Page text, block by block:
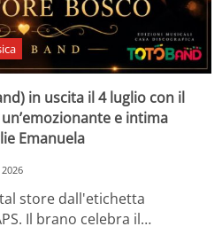
in uscita il 4 luglio con il
e intima
Emanuela
store dall'etichetta
Il brano celebra il…